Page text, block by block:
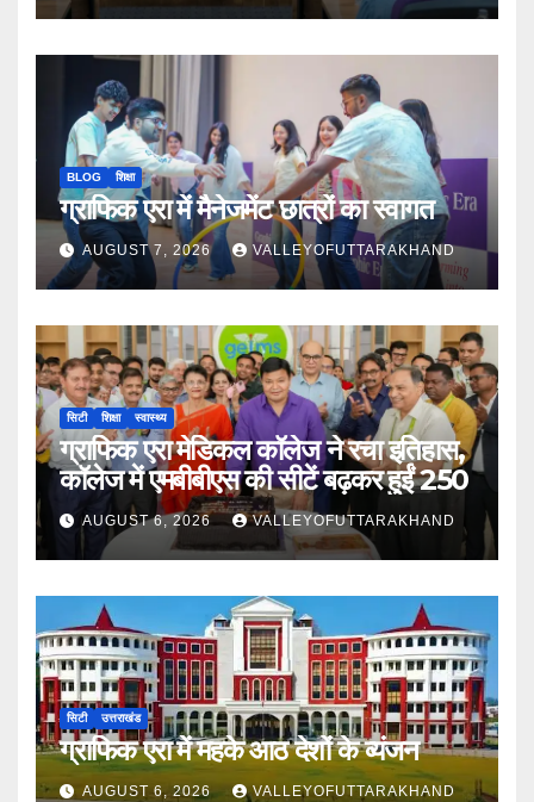
BLOG शिक्षा
ग्राफिक एरा में मैनेजमेंट छात्रों का स्वागत
AUGUST 7, 2026 VALLEYOFUTTARAKHAND
सिटी शिक्षा स्वास्थ्य
ग्राफिक एरा मेडिकल कॉलेज ने रचा इतिहास,
कॉलेज में एमबीबीएस की सीटें बढ़कर हुईं 250
AUGUST 6, 2026 VALLEYOFUTTARAKHAND
सिटी उत्तराखंड
ग्राफिक एरा में महके आठ देशों के व्यंजन
AUGUST 6, 2026 VALLEYOFUTTARAKHAND